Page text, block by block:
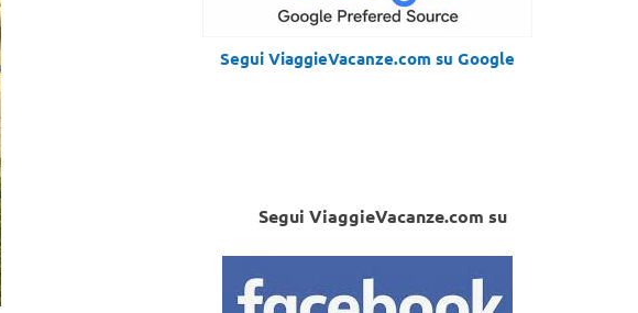
Segui ViaggieVacanze.com su Google
Segui ViaggieVacanze.com su